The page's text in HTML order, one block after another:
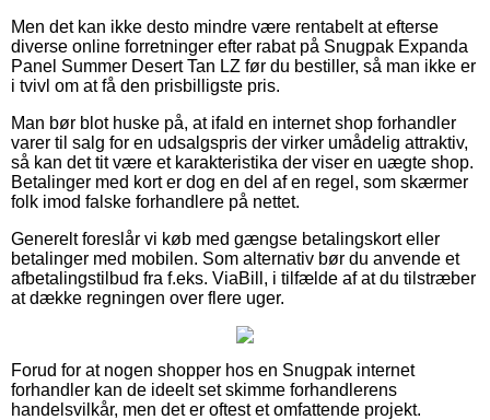
Men det kan ikke desto mindre være rentabelt at efterse
diverse online forretninger efter rabat på Snugpak Expanda
Panel Summer Desert Tan LZ før du bestiller, så man ikke er
i tvivl om at få den prisbilligste pris.
Man bør blot huske på, at ifald en internet shop forhandler
varer til salg for en udsalgspris der virker umådelig attraktiv,
så kan det tit være et karakteristika der viser en uægte shop.
Betalinger med kort er dog en del af en regel, som skærmer
folk imod falske forhandlere på nettet.
Generelt foreslår vi køb med gængse betalingskort eller
betalinger med mobilen. Som alternativ bør du anvende et
afbetalingstilbud fra f.eks. ViaBill, i tilfælde af at du tilstræber
at dække regningen over flere uger.
Forud for at nogen shopper hos en Snugpak internet
forhandler kan de ideelt set skimme forhandlerens
handelsvilkår, men det er oftest et omfattende projekt.